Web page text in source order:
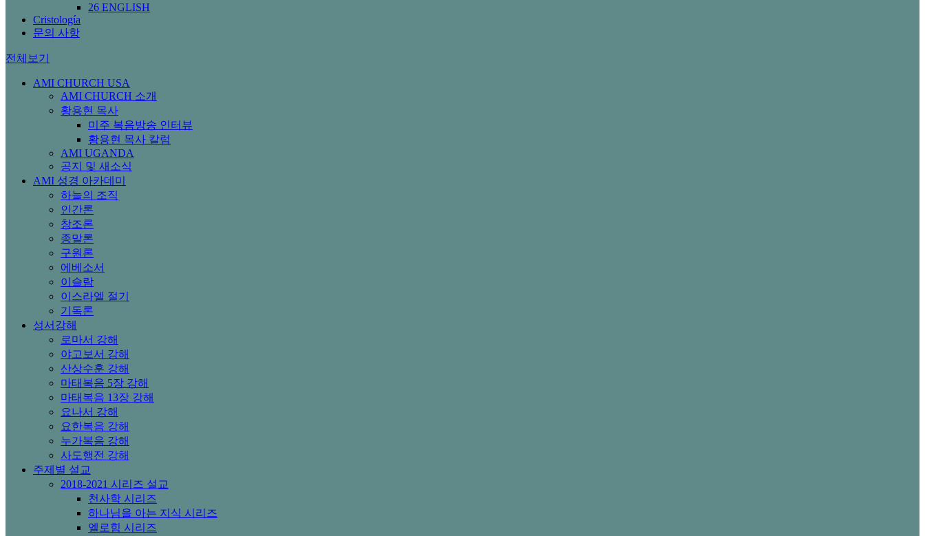
26 ENGLISH
Cristología
문의 사항
전체보기
AMI CHURCH USA
AMI CHURCH 소개
황용현 목사
미주 복음방송 인터뷰
황용현 목사 칼럼
AMI UGANDA
공지 및 새소식
AMI 성경 아카데미
하늘의 조직
인간론
창조론
종말론
구원론
에베소서
이슬람
이스라엘 절기
기독론
성서강해
로마서 강해
야고보서 강해
산상수훈 강해
마태복음 5장 강해
마태복음 13장 강해
요나서 강해
요한복음 강해
누가복음 강해
사도행전 강해
주제별 설교
2018-2021 시리즈 설교
천사학 시리즈
하나님을 아는 지식 시리즈
엘로힘 시리즈